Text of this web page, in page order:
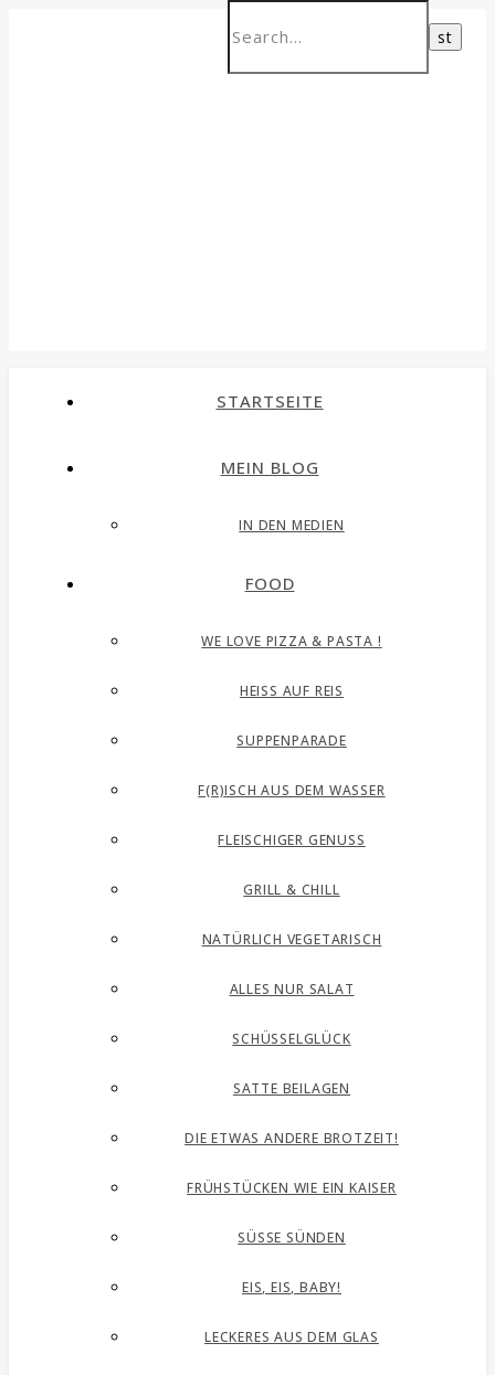
STARTSEITE
MEIN BLOG
IN DEN MEDIEN
FOOD
WE LOVE PIZZA & PASTA !
HEISS AUF REIS
SUPPENPARADE
F(R)ISCH AUS DEM WASSER
FLEISCHIGER GENUSS
GRILL & CHILL
NATÜRLICH VEGETARISCH
ALLES NUR SALAT
SCHÜSSELGLÜCK
SATTE BEILAGEN
DIE ETWAS ANDERE BROTZEIT!
FRÜHSTÜCKEN WIE EIN KAISER
SÜSSE SÜNDEN
EIS, EIS, BABY!
LECKERES AUS DEM GLAS